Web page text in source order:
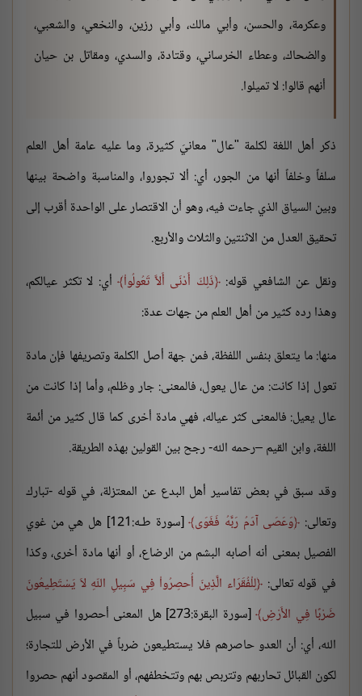
وعكرمة، والحسن، وأبي مالك، وأبي رزين، والنخعي، والشعبي،
والضحاك، وعطاء الخرساني، وقتادة، والسدي، ومقاتل بن حيان
أنهم قالوا: لا تميلوا.
ذكر أهل اللغة لكلمة "عال" معانيَ كثيرة، وما عليه عامة أهل العلم
سلفاً وخلفاً أنها من الجور، أي: ألا تجوروا، والمناسبة واضحة بينها
وبين السياق الذي جاءت فيه، وهو أن الاقتصار على الواحدة أقرب إلى
تحقيق العدل من الاثنتين والثلاث والأربع.
ونقل عن الشافعي قوله: ذَلِكَ أَدْنَى أَلاَّ تَعُولُواْ أي: لا تكثر عيالكم،
وهذا رده كثير من أهل العلم من جهات عدة:
منها: ما يتعلق بنفس اللفظة، فمن جهة أصل الكلمة وتصريفها فإن مادة
تعول إذا كانت: من عال يعول، فالمعنى: جار وظلم، وأما إذا كانت من
عال يعيل: فالمعنى كثر عياله، فهي مادة أخرى كما قال كثير من أئمة
اللغة، وابن القيم –رحمه الله- رجح بين القولين بهذه الطريقة.
وقد سبق في بعض تفاسير أهل البدع عن المعتزلة، في قوله -تبارك
وتعالى: وَعَصَى آدَمُ رَبَّهُ فَغَوَى
[سورة طـه:121] هل هي من غوي
الفصيل بمعنى أنه أصابه البشم من الرضاع، أو أنها مادة أخرى، وكذا
في قوله تعالى: لِلْفُقَرَاء الَّذِينَ أُحصِرُواْ فِي سَبِيلِ اللّهِ لاَ يَسْتَطِيعُونَ
ضَرْبًا فِي الأَرْضِ
[سورة البقرة:273] هل المعنى أحصروا في سبيل
الله، أي: أن العدو حاصرهم فلا يستطيعون ضرباً في الأرض للتجارة؛
لكون القبائل تحاربهم وتتربص بهم وتتخطفهم، أو المقصود أنهم حصروا